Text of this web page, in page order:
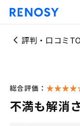
評判・口コミ
総合評価：
不満も解消